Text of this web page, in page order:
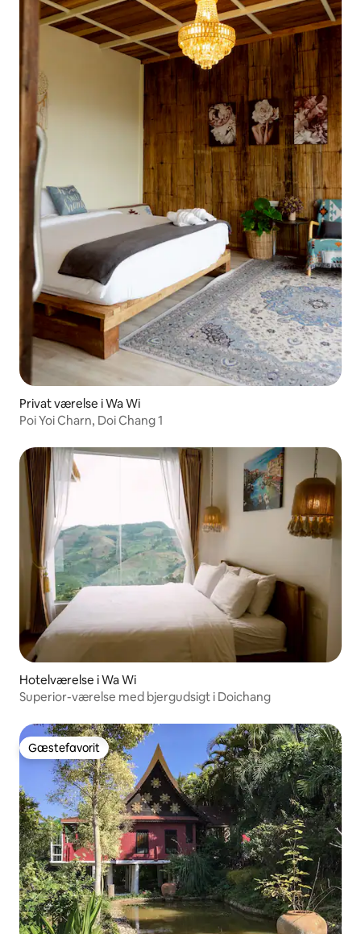
Privat værelse i Wa Wi
Poi Yoi Charn, Doi Chang 1
Hotelværelse i Wa Wi
Superior-værelse med bjergudsigt i Doichang
Gæstefavorit
Gæstefavorit